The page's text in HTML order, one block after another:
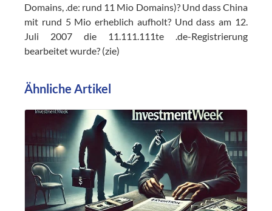
Domains, .de: rund 11 Mio Domains)? Und dass China
mit rund 5 Mio erheblich aufholt? Und dass am 12.
Juli 2007 die 11.111.111te .de-Registrierung
bearbeitet wurde? (zie)
Ähnliche Artikel